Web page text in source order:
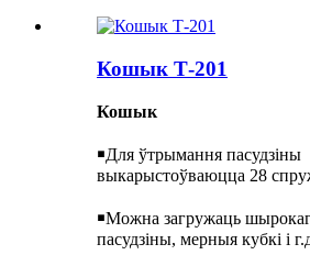
Кошык Т-201
Кошык
￭Для ўтрымання пасудзіны
выкарыстоўваюцца 28
￭Можна загружаць
пасудзіны, мерныя кубкі і